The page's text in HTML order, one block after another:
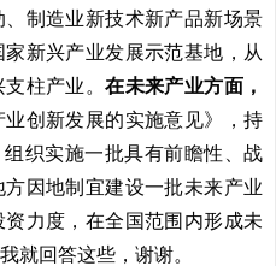
制造业新技术新产品新场景
新兴产业发展示范基地，从
支柱产业。在未来产业方面，
创新发展的实施意见》，持
织实施一批具有前瞻性、战
因地制宜建设一批未来产业
力度，在全国范围内形成未
就回答这些，谢谢。